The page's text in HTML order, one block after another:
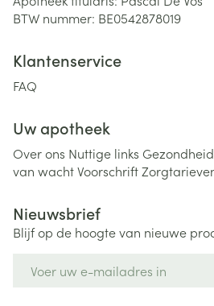
BTW nummer: BE0542878019
Klantenservice
FAQ
Uw apotheek
Over ons Nuttige links
van wachtVoorschrift
Nieuwsbrief
Blijf op de hoogte van nieuwe